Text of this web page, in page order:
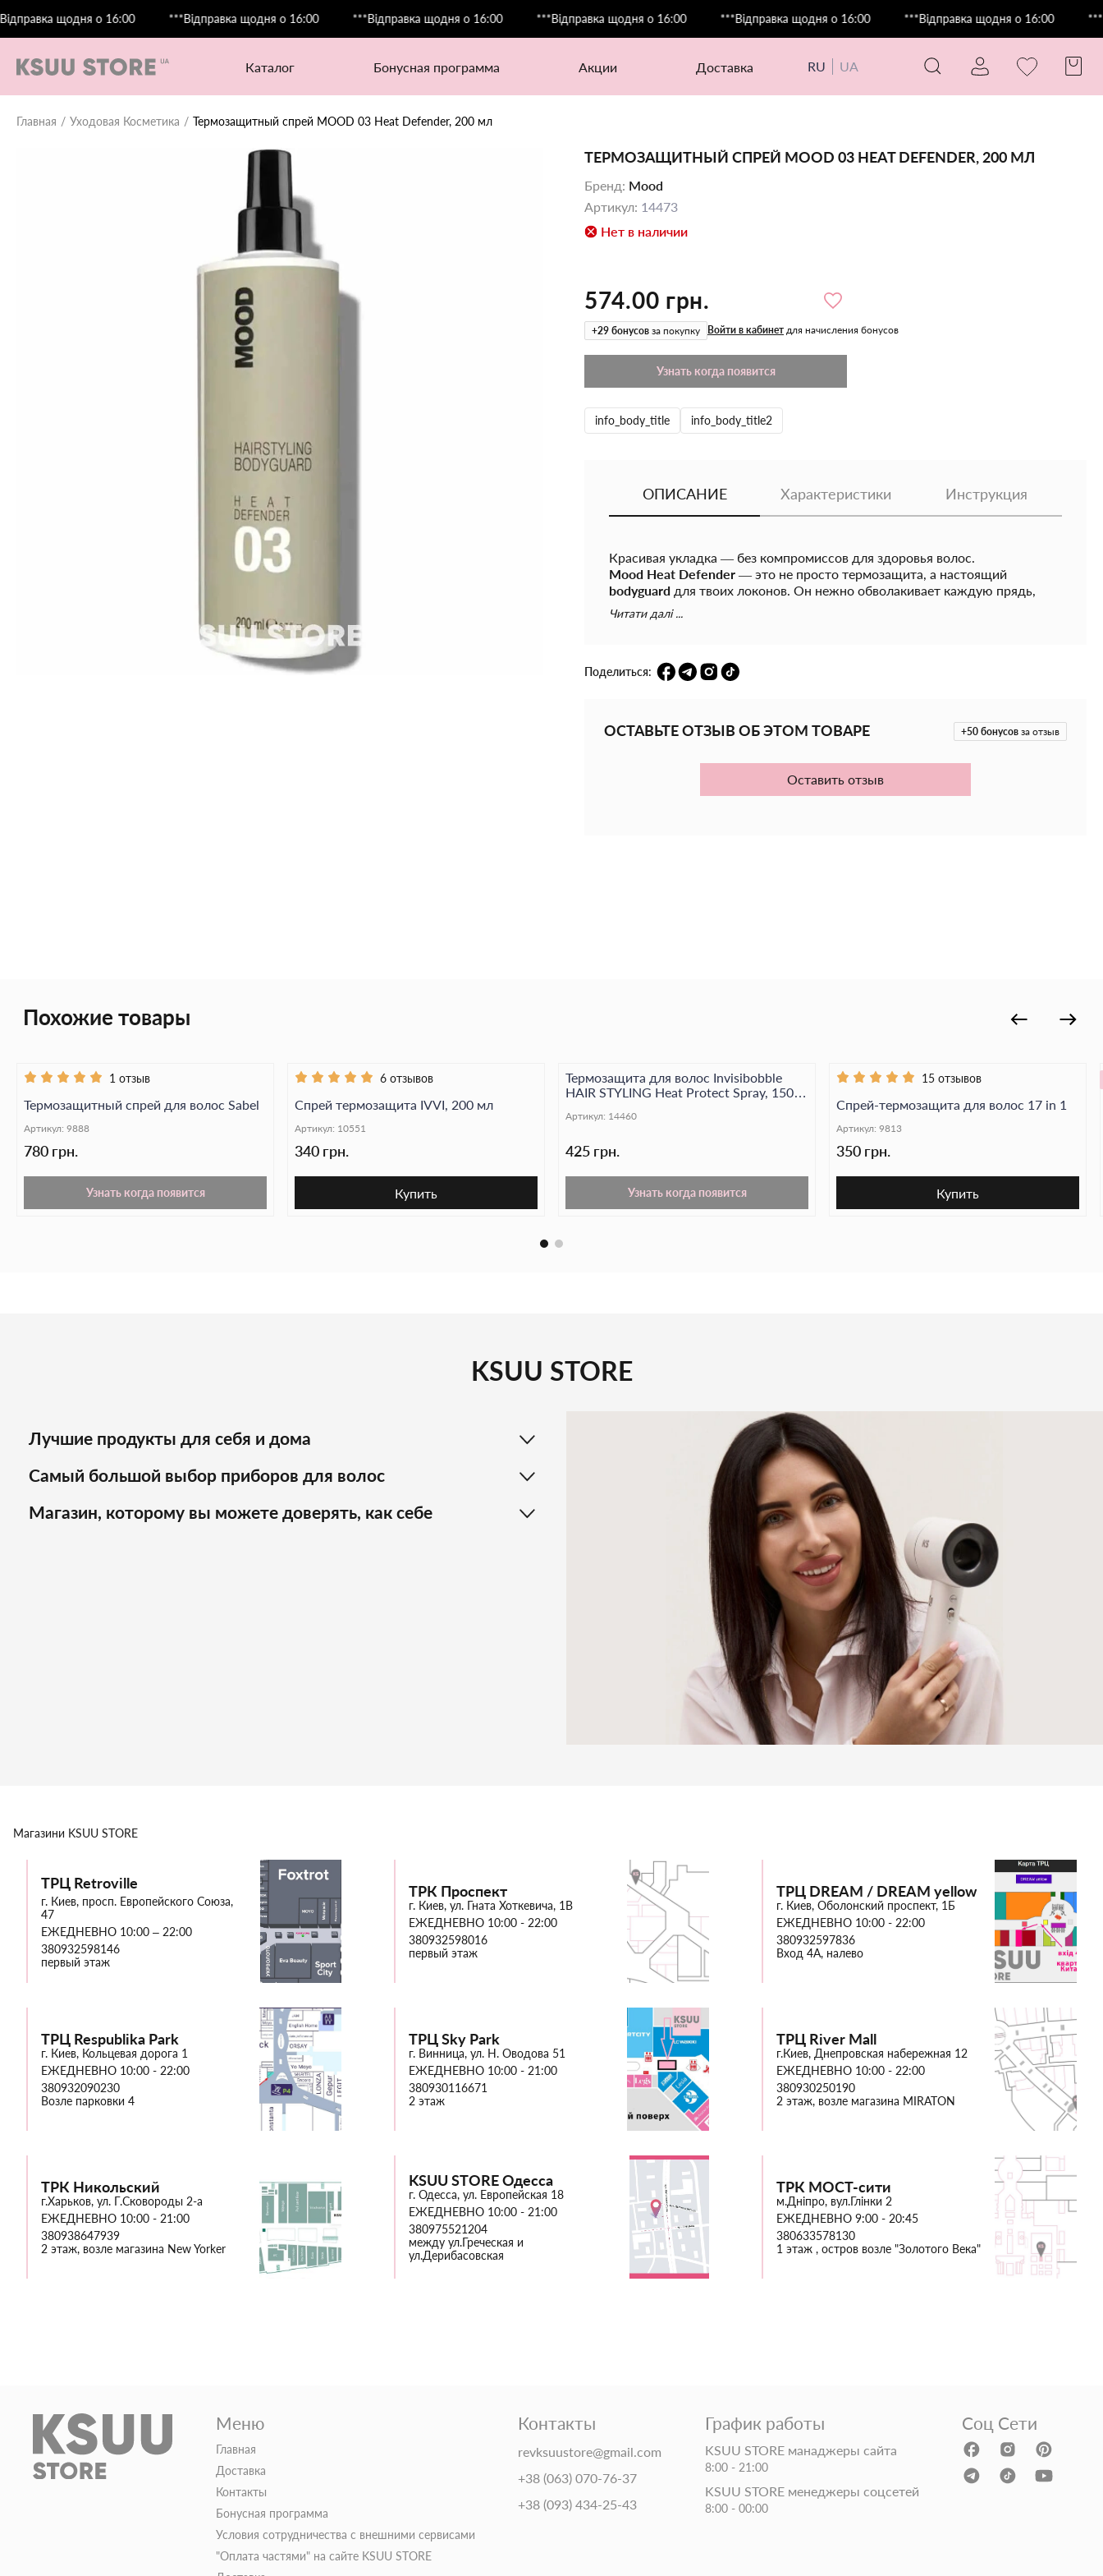
щодня о 16:00 ***Відправка щодня о 16:00 ***Відправка щодня о 16:00 ***Відправка щодня о 16:00 ***Відправка щодня о 16:00 ***Відправка щодня о 16:00
каталог бонусная программа акции доставка RU UA
Главная Уходовая Косметика Термозащитный спрей MOOD 03 Heat Defender, 200 мл
ТЕРМОЗАЩИТНЫЙ СПРЕЙ MOOD 03 HEAT DEFENDER, 200 МЛ
Бренд: Mood
Артикул: 14473
Нет в наличии
574.00 грн.
+29 бонусов за покупку Войти в кабинет для начисления бонусов
Узнать когда появится
info_body_title info_body_title2
ОПИСАНИЕ Характеристики Инструкция
Красивая укладка — без компромиссов для здоровья волос.
Mood Heat Defender — это не просто термозащита, а настоящий
bodyguard для твоих локонов. Он нежно обволакивает каждую прядь,
сохраняя её силу, блеск и влагу даже при температуре до 220 °C.
-Восстанавливает и укрепляет благодаря растительному кератину
Невероятный аромат цветочно-фруктового мускуса — как после
Формула сHair Bodyguard Complexсоздаёт невидимый защитный барьер,
гладкими и послушными.
Без липкости. Без утяжеления. Без термостресса.
Читати далі ...
Поделиться:
+50 бонусов за отзыв
ОСТАВЬТЕ ОТЗЫВ ОБ ЭТОМ ТОВАРЕ
Оставить отзыв
Похожие товары
1 отзыв
Термозащитный спрей для волос Sabel
Артикул: 9888
780 грн.
Узнать когда появится
6 отзывов
Спрей термозащита IVVI, 200 мл
Артикул: 10551
340 грн.
Купить
Термозащита для волос Invisibobble
HAIR STYLING Heat Protect Spray, 150
Артикул: 14460
425 грн.
Узнать когда появится
15 отзывов
Спрей-термозащита для волос 17 in 1
Артикул: 9813
350 грн.
Купить
KSUU STORE
Лучшие продукты для себя и дома
Самый большой выбор приборов для волос
Магазин, которому вы можете доверять, как себе
Магазини KSUU STORE
ТРЦ Retroville
г. Киев, просп. Европейского Союза,
47
ЕЖЕДНЕВНО 10:00 – 22:00
380932598146
первый этаж
ТРК Проспект
г. Киев, ул. Гната Хоткевича, 1В
ЕЖЕДНЕВНО 10:00 - 22:00
380932598016
первый этаж
ТРЦ DREAM / DREAM yellow
г. Киев, Оболонский проспект, 1Б
ЕЖЕДНЕВНО 10:00 - 22:00
380932597836
Вход 4А, налево
ТРЦ Respublika Park
г. Киев, Кольцевая дорога 1
ЕЖЕДНЕВНО 10:00 - 22:00
380932090230
Возле парковки 4
ТРЦ Sky Park
г. Винница, ул. Н. Оводова 51
ЕЖЕДНЕВНО 10:00 - 21:00
380930116671
2 этаж
ТРЦ River Mall
г.Киев, Днепровская набережная 12
ЕЖЕДНЕВНО 10:00 - 22:00
380930250190
2 этаж, возле магазина MIRATON
ТРК Никольский
г.Харьков, ул. Г.Сковороды 2-а
ЕЖЕДНЕВНО 10:00 - 21:00
380938647939
2 этаж, возле магазина New Yorker
KSUU STORE Одесса
г. Одесса, ул. Европейская 18
ЕЖЕДНЕВНО 10:00 - 21:00
380975521204
между ул.Греческая и
ул.Дерибасовская
ТРК МОСТ-сити
м.Дніпро, вул.Глінки 2
ЕЖЕДНЕВНО 9:00 - 20:45
380633578130
1 этаж , остров возле "Золотого Века"
Меню
Главная
Доставка
Контакты
Бонусная программа
Условия сотрудничества с внешними сервисами
"Оплата частями" на сайте KSUU STORE
Контакты
revksuustore@gmail.com
+38 (063) 070-76-37
+38 (093) 434-25-43
График работы
KSUU STORE манаджеры сайта
8:00 - 21:00
KSUU STORE менеджеры соцсетей
8:00 - 00:00
Соц Сети